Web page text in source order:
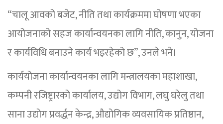
“चालू आवको बजेट, नीति तथा कार्यक्रममा घोषणा भएका
आयोजनाको सहज कार्यान्वयनका लागि नीति, कानुन, योजना
र कार्यविधि बनाउने कार्य भइरहेको छ”, उनले भने।
कार्ययोजना कार्यान्वयनका लागि मन्त्रालयका महाशाखा,
कम्पनी रजिष्ट्रारको कार्यालय, उद्योग विभाग, लघु घरेलु तथा
साना उद्योग प्रवर्द्धन केन्द्र, औद्योगिक व्यवसायिक प्रतिष्ठान,